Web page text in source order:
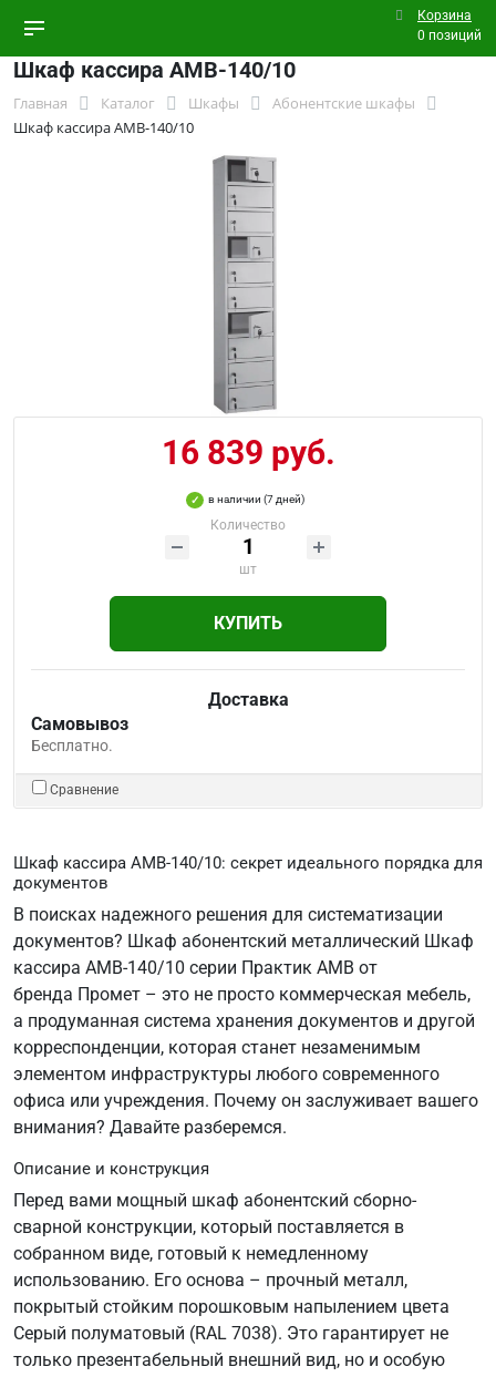
Корзина
0 позиций
Шкаф кассира AMB-140/10
Главная Каталог Шкафы
Абонентские шкафы
Шкаф кассира AMB-140/10
16 839 руб.
в наличии (7 дней)
Количество
шт
КУПИТЬ
Доставка
Самовывоз
Бесплатно.
Сравнение
Шкаф кассира AMB-140/10: секрет идеального порядка для
документов
В поисках надежного решения для систематизации
документов? Шкаф абонентский металлический Шкаф
кассира AMB-140/10 серии Практик АМВ от
бренда Промет – это не просто коммерческая мебель,
а продуманная система хранения документов и другой
корреспонденции, которая станет незаменимым
элементом инфраструктуры любого современного
офиса или учреждения. Почему он заслуживает вашего
внимания? Давайте разберемся.
Описание и конструкция
Перед вами мощный шкаф абонентский сборно-
сварной конструкции, который поставляется в
собранном виде, готовый к немедленному
использованию. Его основа – прочный металл,
покрытый стойким порошковым напылением цвета
Серый полуматовый (RAL 7038). Это гарантирует не
только презентабельный внешний вид, но и особую